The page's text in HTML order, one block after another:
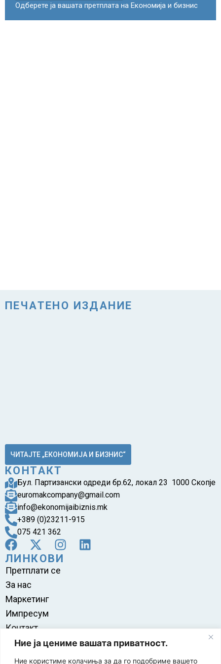
Ние ја цениме вашата приватност.
Ние користиме колачиња за да го подобриме вашето
Одберете ја вашата претплата на Економија и бизнис
ПЕЧАТЕНО ИЗДАНИЕ
ЧИТАЈТЕ „ЕКОНОМИЈА И БИЗНИС“
КОНТАКТ
Бул. Партизански одреди бр.62, локал 23 1000 Скопје
euromakcompany@gmail.com
info@ekonomijaibiznis.mk
+389 (0)23211-915
075 421 362
ЛИНКОВИ
Претплати се
За нас
Маркетинг
Импресум
Контакт
Правила на користење